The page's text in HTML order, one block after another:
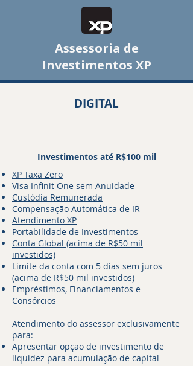
Assessoria de
Investimentos XP
DIGITAL
Investimentos até R$100 mil
XP Taxa Zero
Visa Infinit One sem Anuidade
Custódia Remunerada
Compensação Automática de IR
Atendimento XP
Portabilidade de Investimentos
Conta Global (acima de R$50 mil
investidos)
Limite da conta com 5 dias sem juros
(acima de R$50 mil investidos)
Empréstimos, Financiamentos e
Consórcios​
Atendimento do assessor exclusivamente
para:
Apresentar opção de investimento de
liquidez para acumulação de capital